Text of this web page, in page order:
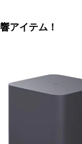
アイテム！